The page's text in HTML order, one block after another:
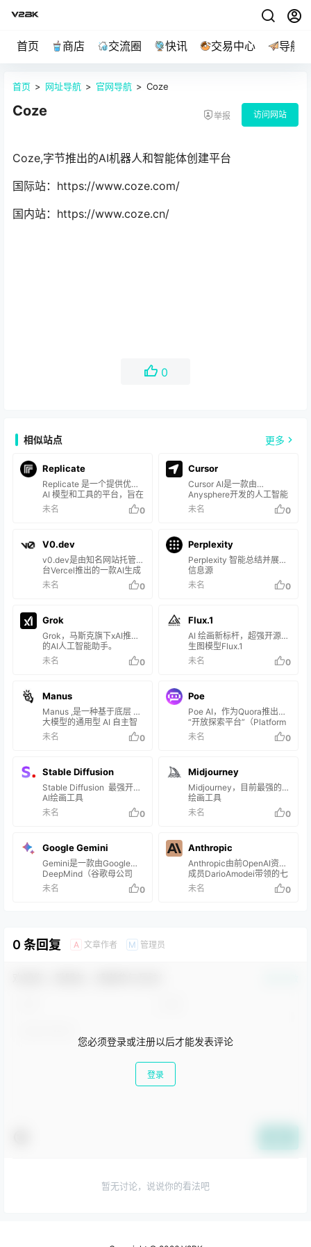
首页 商店 交流圈 快讯 交易中心 导航
首页 > 网址导航 > 官网导航 > Coze
Coze 举报 访问网站
Coze,字节推出的AI机器人和智能体创建平台
国际站：https://www.coze.com/
国内站：https://www.coze.cn/
0
相似站点 更多
Replicate
Replicate 是一个提供优秀
AI 模型和工具的平台，旨在
帮助用户实现各种人工智能
任务。该平台汇集了来自各
型、图像编辑、超分辨率等
多个领域。用户可以通过
Replicate 平台来探索这些
优秀的项目，并应用于自己
的工作和研究中。
未名 0
Cursor
Cursor AI‌是一款由
Anysphere开发的人工智能
编程工具，主要用于帮助程
序员编写代码。
未名 0
V0.dev
v0.dev是由知名网站托管平
台Vercel推出的一款AI生成
式UI工具,可以通过简单的文
本提示生成用户界面(UI)组
未名 0
Perplexity
Perplexity 智能总结并展示
信息源
未名
0
Grok
Grok，马斯克旗下xAI推出
的AI人工智能助手。
未名
0
Flux.1
AI 绘画新标杆，超强开源文
生图模型Flux.1
未名
0
Manus
Manus ,是一种基于底层 AI
大模型的通用型 AI 自主智
能体。
未名 0
Poe
Poe AI，作为Quora推出的
“开放探索平台”（Platform
for Open Exploration），
汇集了多个顶尖的AI模型，
Google的PaLM等
未名 0
Stable Diffusion
Stable Diffusion 最强开源
AI绘画工具
未名
0
Midjourney
Midjourney，目前最强的AI
绘画工具
未名
0
Google Gemini
Gemini是一款由Google
DeepMind（谷歌母公司
Alphabet下设立的人工智能
实验室）于2023年12月6日
还可以理解并生成主流编程
语言（如Python、Java、
未名 0
Anthropic
Anthropic由前OpenAI资深
成员DarioAmodei带领的七
人精英团队共同创办，成立
于2021年，总部位于旧金
未名 0
0 条回复 A 文章作者 M 管理员
您必须登录或注册以后才能发表评论
登录
暂无讨论，说说你的看法吧